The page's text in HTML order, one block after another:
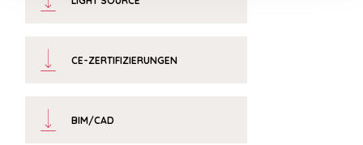
CE-ZERTIFIZIERUNGEN
BIM/CAD